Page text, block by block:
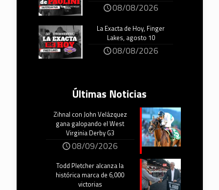
08/08/2026
La Exacta de Hoy, Finger
Lakes, agosto 10
08/08/2026
Últimas Noticias
Zihnal con John Velázquez
gana galopando el West
Virginia Derby G3
08/09/2026
Todd Pletcher alcanza la
histórica marca de 6,000
victorias